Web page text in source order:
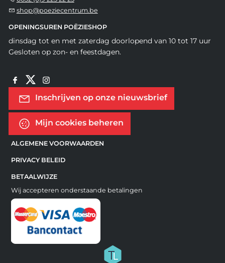
shop@poeziecentrum.be
OPENINGSUREN POËZIESHOP
dinsdag tot en met zaterdag doorlopend van 10 tot 17 uur
Gesloten op zon- en feestdagen.
Inschrijven op onze nieuwsbrief
Mijn cookies beheren
ALGEMENE VOORWAARDEN
PRIVACY BELEID
BETAALWIJZE
Wij accepteren onderstaande betalingen